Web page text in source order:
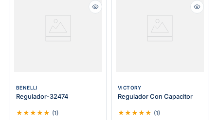
BENELLI
Regulador-32474
★★★★★ (1)
VICTORY
Regulador Con Capacitor
★★★★★ (1)